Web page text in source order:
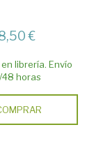
€
librería. Envío
horas